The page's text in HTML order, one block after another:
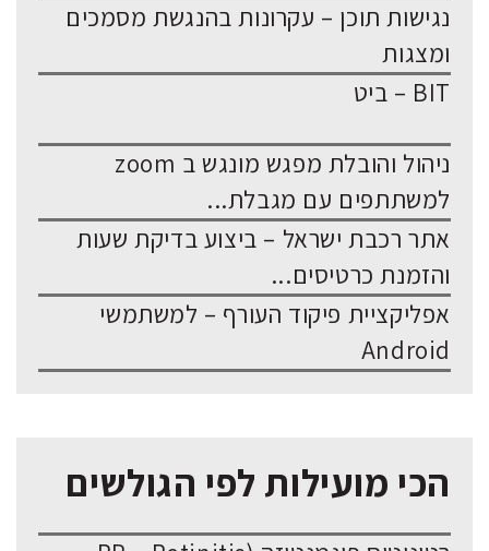
נגישות תוכן – עקרונות בהנגשת מסמכים
ומצגות
BIT – ביט
ניהול והובלת מפגש מונגש ב zoom
למשתתפים עם מגבלת...
אתר רכבת ישראל – ביצוע בדיקת שעות
והזמנת כרטיסים...
אפליקציית פיקוד העורף – למשתמשי
Android
הכי מועילות לפי הגולשים